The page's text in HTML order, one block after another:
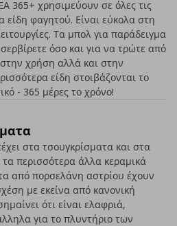
365+ χρησιμεύουν σε όλες τις
είδη φαγητού. Είναι εύκολα στη
Τα μπολ για παράδειγμα
όσο και για να τρώτε από
χρήση αλλά και στην
είδη στοιβάζονται το
- 365 μέρες το χρόνο!
στα τσουγκρίσματα και στα
περισσότερα άλλα κεραμικά
από πορσελάνη αστρίου έχουν
με εκείνα από κανονική
ότι είναι ελαφριά,
για το πλυντήριο των